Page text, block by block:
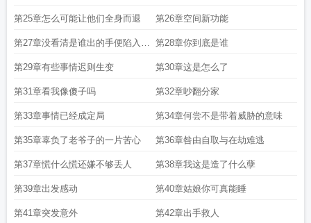
第25章怎么可能让他们全身而退 第26章空间新功能
第27章没看清是谁出的手便陷入了
黑暗
第28章你到底是谁
第29章有些事情迟则生变 第30章这是怎么了
第31章看我像傻子吗 第32章吵翻分家
第33章事情已经成定局 第34章何尝不是带着威胁的意味
第35章辜负了老爷子的一片苦心 第36章咎由自取与在劫难逃
第37章慌什么慌还嫌不够丢人 第38章我这是造了什么孽
第39章出发感动 第40章姑娘你可真能睡
第41章突发意外 第42章出手救人